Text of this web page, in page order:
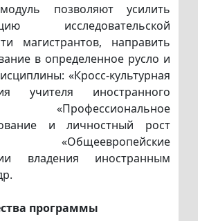
позволяют усилить
исследовательской
магистрантов, направить
в определенное русло и
«Кросс-культурная
учителя иностранного
«Профессиональное
и личностный рост
«Общеевропейские
владения иностранным
программы